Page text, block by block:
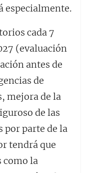
especialmente.
cada 7
(evaluación
antes de
de
mejora de la
de las
por parte de la
tendrá que
la